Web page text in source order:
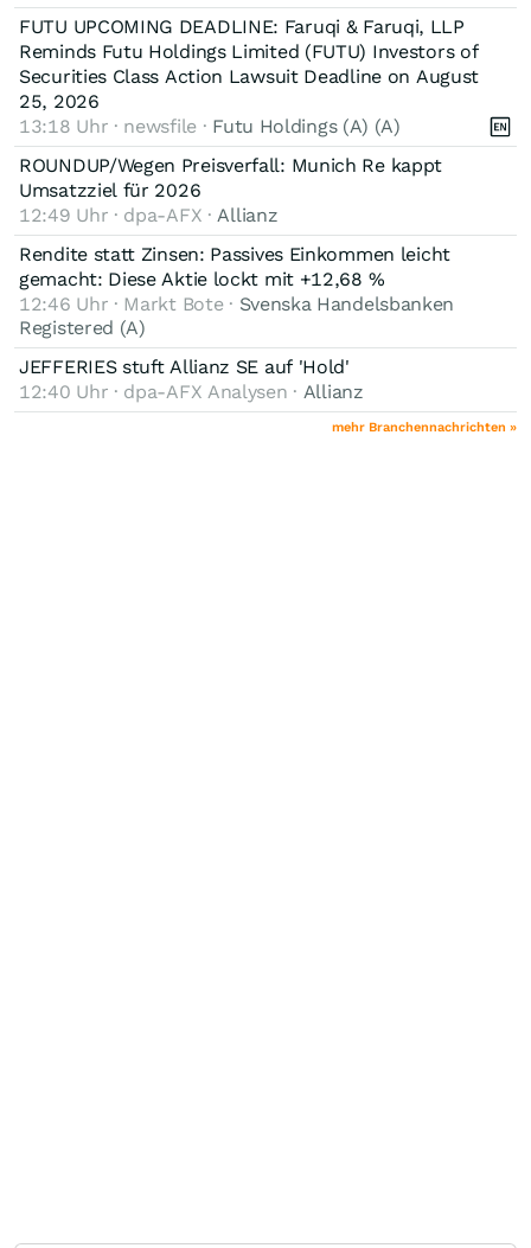
FUTU UPCOMING DEADLINE: Faruqi & Faruqi, LLP
Reminds Futu Holdings Limited (FUTU) Investors of
Securities Class Action Lawsuit Deadline on August
25, 2026
13:18 Uhr · newsfile · Futu Holdings (A) (A)
ROUNDUP/Wegen Preisverfall: Munich Re kappt
Umsatzziel für 2026
12:49 Uhr · dpa-AFX · Allianz
Rendite statt Zinsen: Passives Einkommen leicht
gemacht: Diese Aktie lockt mit +12,68 %
12:46 Uhr · Markt Bote · Svenska Handelsbanken
Registered (A)
JEFFERIES stuft Allianz SE auf 'Hold'
12:40 Uhr · dpa-AFX Analysen · Allianz
mehr Branchennachrichten »